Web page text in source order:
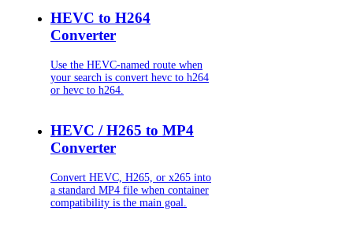
HEVC to H264
Converter
Use the HEVC-named route when
your search is convert hevc to h264
or hevc to h264.
HEVC / H265 to MP4
Converter
Convert HEVC, H265, or x265 into
a standard MP4 file when container
compatibility is the main goal.